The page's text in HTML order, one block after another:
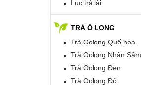
Lục trà lài
TRÀ Ô LONG
Trà Oolong Quế hoa
Trà Oolong Nhân Sâm
Trà Oolong Đen
Trà Oolong Đỏ